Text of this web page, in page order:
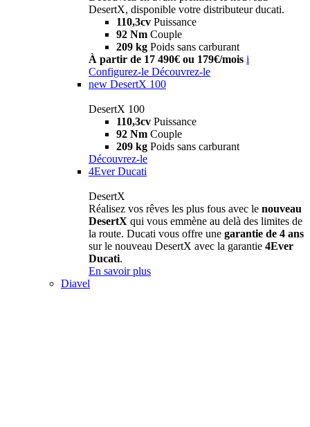
DesertX, disponible votre distributeur ducati.
110,3cv Puissance
92 Nm Couple
209 kg Poids sans carburant
À partir de 17 490€ ou 179€/mois i
Configurez-le Découvrez-le
new DesertX 100
DesertX 100
110,3cv Puissance
92 Nm Couple
209 kg Poids sans carburant
Découvrez-le
4Ever Ducati
DesertX
Réalisez vos rêves les plus fous avec le nouveau
DesertX qui vous emmène au delà des limites de
la route. Ducati vous offre une garantie de 4 ans
sur le nouveau DesertX avec la garantie 4Ever
Ducati.
En savoir plus
Diavel